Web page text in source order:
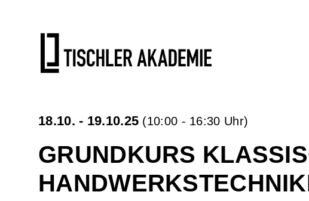
18.10. - 19.10.25 (10:00 - 16:30 Uhr)
GRUNDKURS
Grundkurs klassische Handwerkstechniken
Möbel aus Massivholzplatten
Schärfkurs
Übernachtungstipps
Datenschutzerklärung